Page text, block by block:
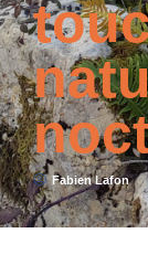
Fabien Lafon